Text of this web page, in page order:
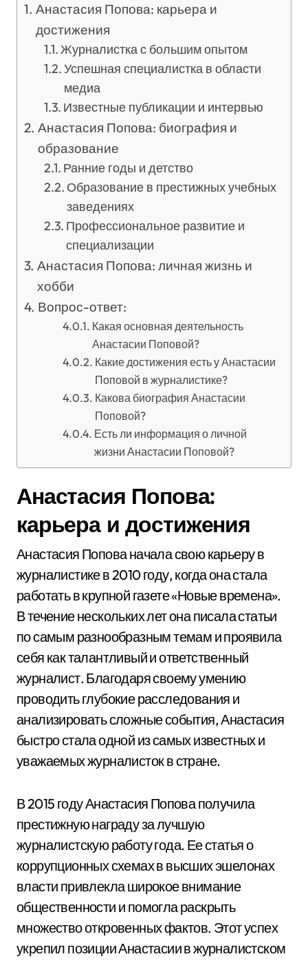
Анастасия Попова: карьера и
достижения
Журналистка с большим опытом
Успешная специалистка в области
медиа
Известные публикации и интервью
Анастасия Попова: биография и
образование
Ранние годы и детство
Образование в престижных учебных
заведениях
Профессиональное развитие и
специализации
Анастасия Попова: личная жизнь и
хобби
Вопрос-ответ:
Какая основная деятельность
Анастасии Поповой?
Какие достижения есть у Анастасии
Поповой в журналистике?
Какова биография Анастасии
Поповой?
Есть ли информация о личной
жизни Анастасии Поповой?
Анастасия Попова:
карьера и достижения
Анастасия Попова начала свою карьеру в
журналистике в 2010 году, когда она стала
работать в крупной газете «Новые времена».
В течение нескольких лет она писала статьи
по самым разнообразным темам и проявила
себя как талантливый и ответственный
журналист. Благодаря своему умению
проводить глубокие расследования и
анализировать сложные события, Анастасия
быстро стала одной из самых известных и
уважаемых журналисток в стране.
В 2015 году Анастасия Попова получила
престижную награду за лучшую
журналистскую работу года. Ее статья о
коррупционных схемах в высших эшелонах
власти привлекла широкое внимание
общественности и помогла раскрыть
множество откровенных фактов. Этот успех
укрепил позиции Анастасии в журналистском